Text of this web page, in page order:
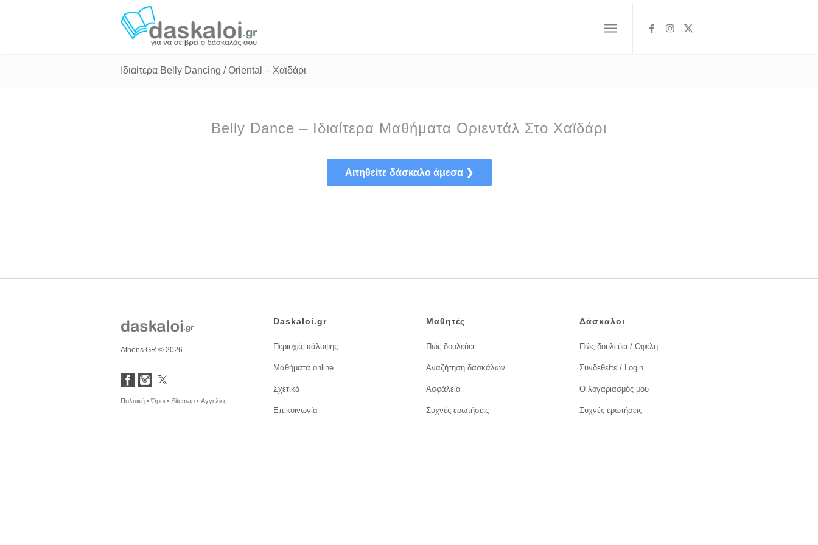
Ιδιαίτερα Belly Dancing / Oriental – Χαϊδάρι
Belly Dance – Ιδιαίτερα Μαθήματα Οριεντάλ Στο Χαϊδάρι
Αιτηθείτε δάσκαλο άμεσα ❯
Athens GR © 2026
Πολιτική •Όροι • Sitemap • Αγγελίες
Daskaloi.gr
Περιοχές κάλυψης
Μαθήματα online
Σχετικά
Επικοινωνία
Μαθητές
Πώς δουλεύει
Αναζήτηση δασκάλων
Ασφάλεια
Συχνές ερωτήσεις
Δάσκαλοι
Πώς δουλεύει / Οφέλη
Συνδεθείτε / Login
Ο λογαριασμός μου
Συχνές ερωτήσεις